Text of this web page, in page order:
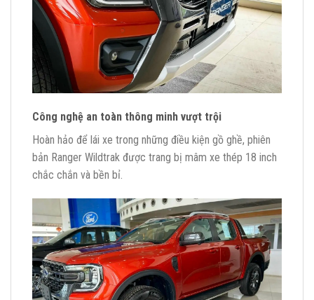
Công nghệ an toàn thông minh vượt trội
Hoàn hảo để lái xe trong những điều kiện gồ ghề, phiên
bản Ranger Wildtrak được trang bị mâm xe thép 18 inch
chắc chắn và bền bỉ.